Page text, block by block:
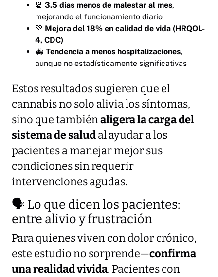
📆 3.5 días menos de malestar al mes,
mejorando el funcionamiento diario
💚 Mejora del 18% en calidad de vida (HRQOL-
4, CDC)
🚑 Tendencia a menos hospitalizaciones,
aunque no estadísticamente significativas
Estos resultados sugieren que el
cannabis no solo alivia los síntomas,
sino que tambiénaligera la carga del
sistema de saludal ayudar a los
pacientes a manejar mejor sus
condiciones sin requerir
intervenciones agudas.
🗣️ Lo que dicen los pacientes:
entre alivio y frustración
Para quienes viven con dolor crónico,
este estudio no sorprende—confirma
una realidad vivida. Pacientes con